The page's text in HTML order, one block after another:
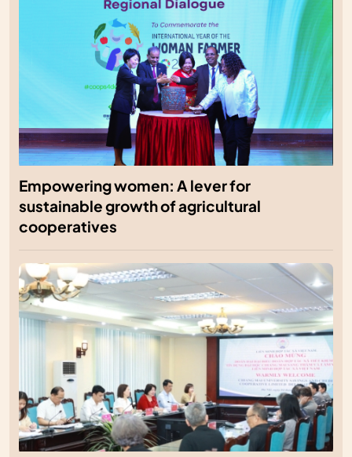
Empowering women: A lever for
sustainable growth of agricultural
cooperatives